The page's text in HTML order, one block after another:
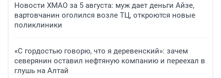
Новости ХМАО за 5 августа: муж дает деньги Айзе,
вартовчанин оголился возле ТЦ, откроются новые
поликлиники
«С гордостью говорю, что я деревенский»: зачем
северянин оставил нефтяную компанию и переехал в
глушь на Алтай